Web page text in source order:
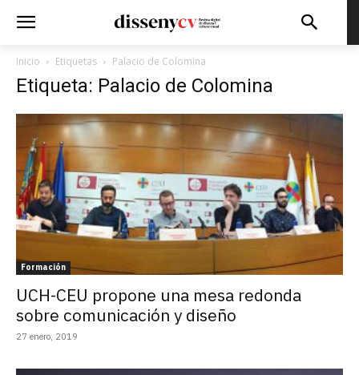
Inicio Etiquetas Palacio de Colomina
Etiqueta: Palacio de Colomina
Formación
UCH-CEU propone una mesa redonda
sobre comunicación y diseño
27 enero, 2019